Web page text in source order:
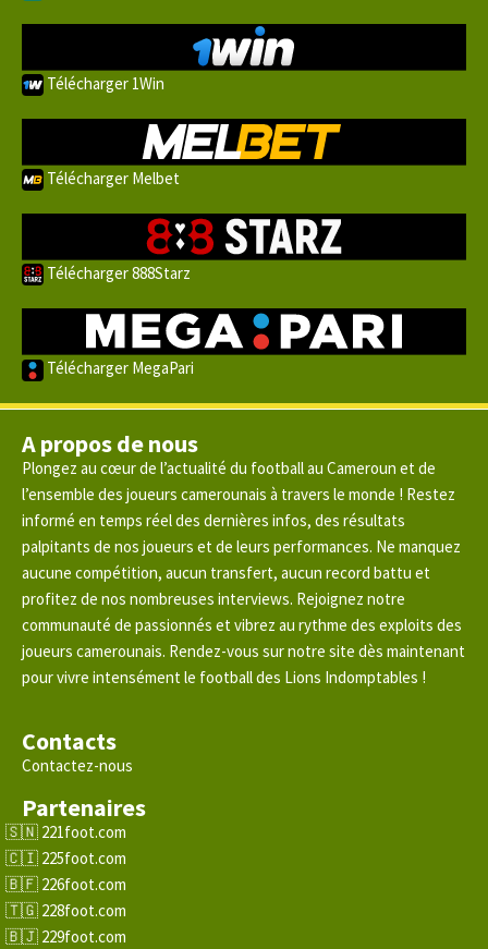
Télécharger 1Win
Télécharger Melbet
Télécharger 888Starz
Télécharger MegaPari
A propos de nous
Plongez au cœur de l’actualité du football au Cameroun et de
l’ensemble des joueurs camerounais à travers le monde ! Restez
informé en temps réel des dernières infos, des résultats
palpitants de nos joueurs et de leurs performances. Ne manquez
aucune compétition, aucun transfert, aucun record battu et
profitez de nos nombreuses interviews. Rejoignez notre
communauté de passionnés et vibrez au rythme des exploits des
joueurs camerounais. Rendez-vous sur notre site dès maintenant
pour vivre intensément le football des Lions Indomptables !
Contacts
Contactez-nous
Partenaires
221foot.com
225foot.com
226foot.com
228foot.com
229foot.com